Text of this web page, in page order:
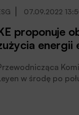
07.09.2022
proponuje
energii
w środę po